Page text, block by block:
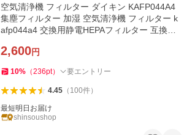
空気清浄機 フィルター ダイキン KAFP044A4
集塵フィルター 加湿 空気清浄機 フィルター k
afp044a4 交換用静電HEPAフィルター 互換品/
2,600円
10% （236pt） 要エントリー
4.45（ 100件）
最短明日お届け
shinsoushop